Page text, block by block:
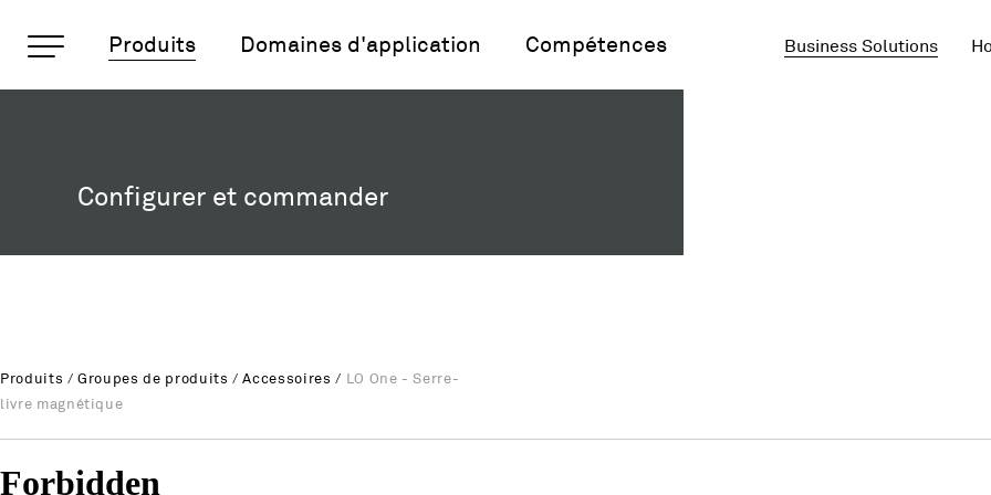
LO One - Serre-livre magnétique
Pages importantes
Contact
Méta-navigation
Produits Domaines d'application Compétences Business Solutions
Configurer et commander
Produits /Groupes de produits /Accessoires / LO One - Serre-
livre magnétique